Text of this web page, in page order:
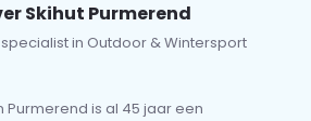
Skihut Purmerend
in Outdoor & Wintersport
Purmerend is al 45 jaar een